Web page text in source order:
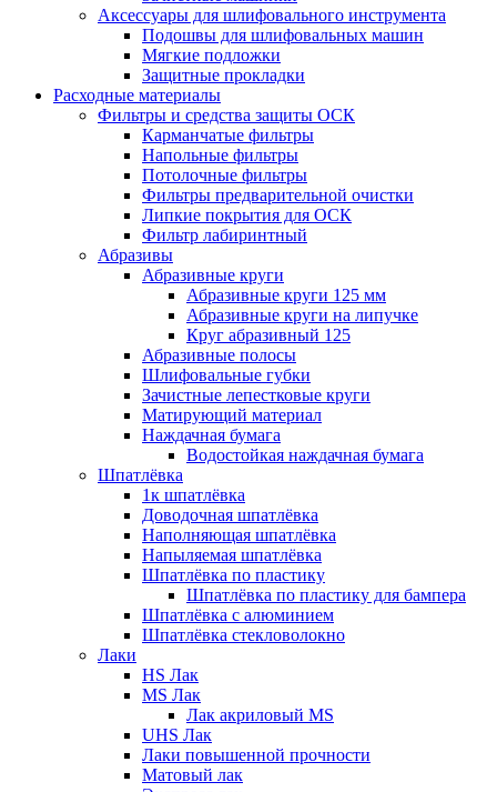
Аксессуары для шлифовального инструмента
Подошвы для шлифовальных машин
Мягкие подложки
Защитные прокладки
Расходные материалы
Фильтры и средства защиты ОСК
Карманчатые фильтры
Напольные фильтры
Потолочные фильтры
Фильтры предварительной очистки
Липкие покрытия для ОСК
Фильтр лабиринтный
Абразивы
Абразивные круги
Абразивные круги 125 мм
Абразивные круги на липучке
Круг абразивный 125
Абразивные полосы
Шлифовальные губки
Зачистные лепестковые круги
Матирующий материал
Наждачная бумага
Водостойкая наждачная бумага
Шпатлёвка
1к шпатлёвка
Доводочная шпатлёвка
Наполняющая шпатлёвка
Напыляемая шпатлёвка
Шпатлёвка по пластику
Шпатлёвка по пластику для бампера
Шпатлёвка с алюминием
Шпатлёвка стекловолокно
Лаки
HS Лак
MS Лак
Лак акриловый MS
UHS Лак
Лаки повышенной прочности
Матовый лак